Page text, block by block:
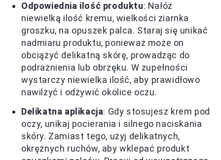
Odpowiednia ilość produktu: Nałóż
niewielką ilość kremu, wielkości ziarnka
groszku, na opuszek palca. Staraj się unikać
nadmiaru produktu, ponieważ może on
obciążyć delikatną skórę, prowadząc do
podrażnienia lub obrzęku. W zupełności
wystarczy niewielka ilość, aby prawidłowo
nawilżyć i odżywić okolice oczu.
Delikatna aplikacja: Gdy stosujesz krem pod
oczy, unikaj pocierania i silnego naciskania
skóry. Zamiast tego, użyj delikatnych,
okrężnych ruchów, aby wklepać produkt